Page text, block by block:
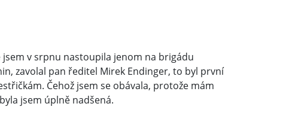
v srpnu nastoupila jenom na brigádu
zavolal pan ředitel Mirek Endinger, to byl první
Čehož jsem se obávala, protože mám
jsem úplně nadšená.